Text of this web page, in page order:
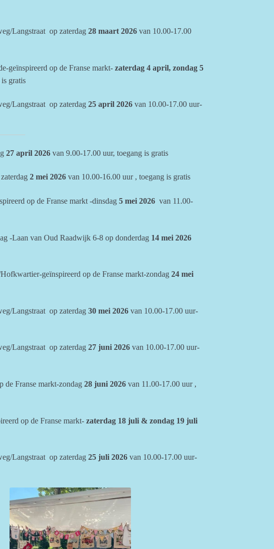
Langstraat op zaterdag28 maart 2026van 10.00-17.00
geïnspireerd op de Franse markt- zaterdag 4 april, zondag 5
gratis
Langstraat op zaterdag 25 april 2026van 10.00-17.00 uur-
27 april 2026van 9.00-17.00 uur, toegang is gratis
2 mei 2026 van 10.00-16.00 uur , toegang is gratis
op de Franse markt -dinsdag 5 mei 2026 van 11.00-
-Laan van Oud Raadwijk 6-8 op donderdag 14 mei 2026
geïnspireerd op de Franse markt-zondag 24 mei
Langstraat op zaterdag30 mei 2026van 10.00-17.00 uur-
Langstraat op zaterdag27 juni 2026van 10.00-17.00 uur-
de Franse markt-zondag 28 juni 2026 van 11.00-17.00 uur ,
op de Franse markt- zaterdag 18 juli & zondag 19 juli
Langstraat op zaterdag25 juli 2026van 10.00-17.00 uur-